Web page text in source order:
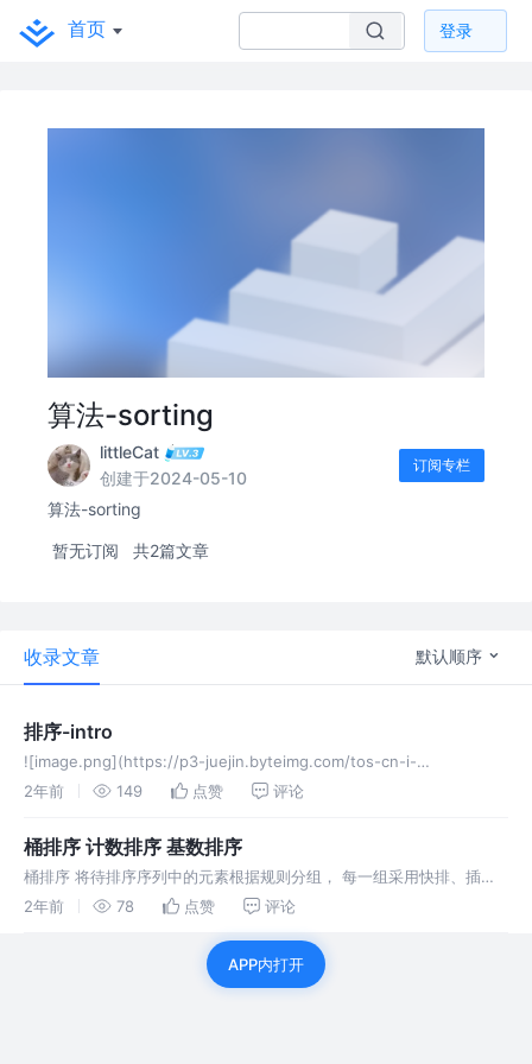
首页 登录
算法-sorting
littleCat
创建于2024-05-10
订阅专栏
算法-sorting
暂无订阅 共2篇文章
收录文章 默认顺序
排序-intro
![image.png](https://p3-juejin.byteimg.com/tos-cn-i-
k3u1fbpfcp/2054f8fda23c42daa1dce567847318da~tplv
2年前 149 点赞 评论
桶排序 计数排序 基数排序
桶排序 将待排序序列中的元素根据规则分组， 每一组采用快排、插入
排序等算法进行排序，然后再按照次序将所有元素合并，就可以得到一
2年前 78 点赞 评论
APP内打开